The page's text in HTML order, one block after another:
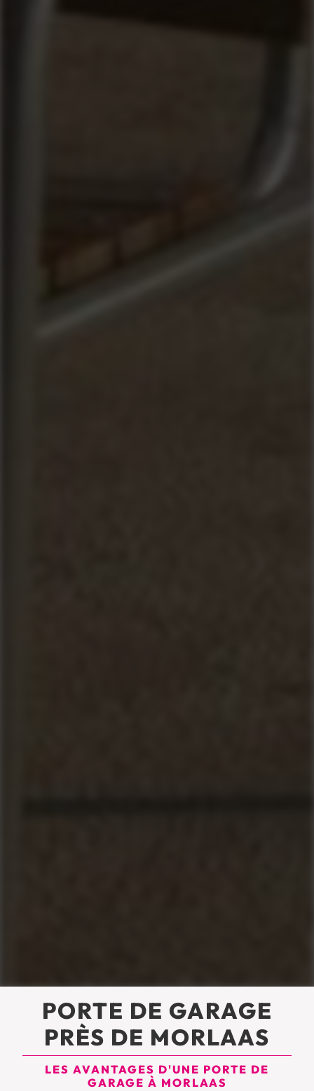
PORTE DE GARAGE
PRÈS DE MORLAAS
LES AVANTAGES D'UNE PORTE DE
GARAGE À MORLAAS